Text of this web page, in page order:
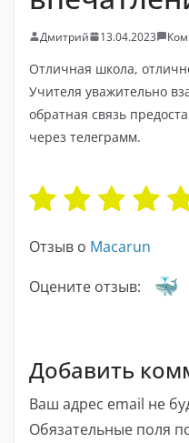
Дмитрий 13.04.2023
Отличная школа,
Учителя уважительно
обратная связь
через телеграмм.
Отзыв о Macarun
Оцените отзыв:
Добавить
Ваш адрес email не
Обязательные поля